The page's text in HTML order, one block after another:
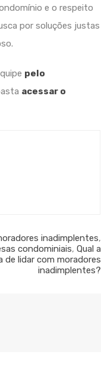
e o respeito
por soluções justas
pelo
acessar o
inadimplentes,
condominiais, Qual a
de lidar com moradores
inadimplentes?